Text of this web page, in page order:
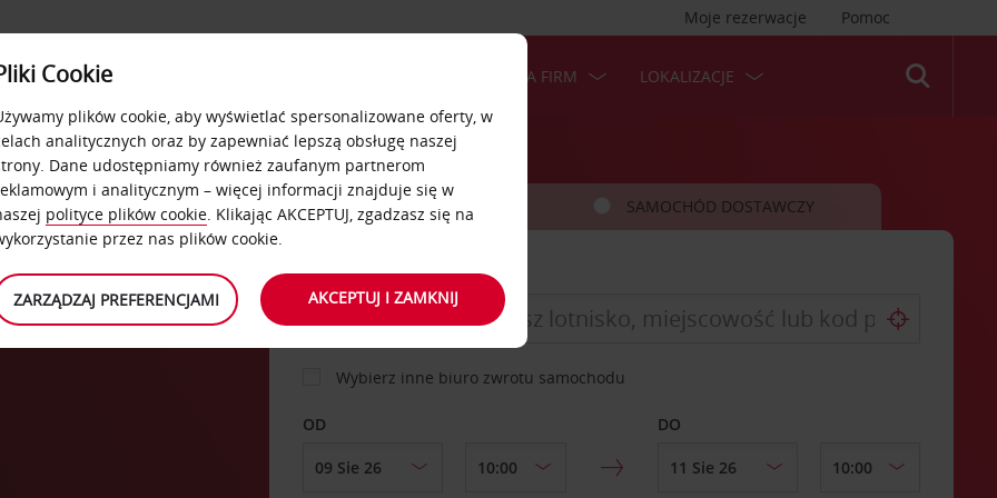
Pomoc
Moje rezerwacje
USŁUGI
OFERTA DLA FIRM LOKALIZACJE
SAMOCHÓD SAMOCHÓD DOSTAWCZY
MIEJSCE ODBIORU
Wybierz inne biuro zwrotu samochodu
OD DO
Cookie
plików cookie, aby wyświetlać spersonalizowane oferty, w
analitycznych oraz by zapewniać lepszą obsługę naszej
Dane udostępniamy również zaufanym partnerom
i analitycznym – więcej informacji znajduje się w
polityce plików cookie. Klikając AKCEPTUJ, zgadzasz się na
przez nas plików cookie.
ZARZĄDZAJ PREFERENCJAMI AKCEPTUJ I ZAMKNIJ